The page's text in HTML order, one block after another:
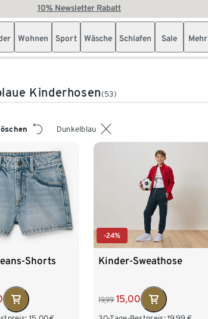
10% Newsletter Rabatt
Wohnen Sport Wäsche Schlafen Sale Mehr
Kinderhosen(53)
Dunkelblau
Shorts
-24%
Kinder-Sweathose
19,99 15,00